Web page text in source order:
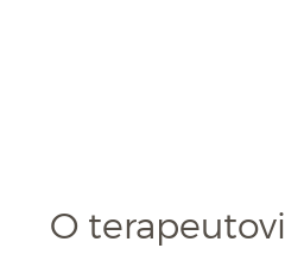
O terapeutovi